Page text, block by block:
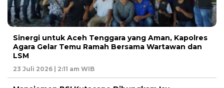
Sinergi untuk Aceh Tenggara yang Aman, Kapolres
Agara Gelar Temu Ramah Bersama Wartawan dan
LSM
23 Juli 2026 | 2:11 am WIB